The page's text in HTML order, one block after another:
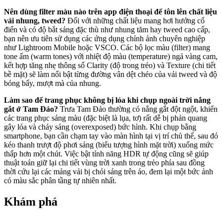
Nên dùng filter màu nào trên app điện thoại để tôn lên chất liệu
vải nhung, tweed? Đối với những chất liệu mang hơi hướng cổ
điển và có độ bắt sáng đặc thù như nhung tăm hay tweed cao cấp,
bạn nên ưu tiên sử dụng các ứng dụng chỉnh ảnh chuyên nghiệp
như Lightroom Mobile hoặc VSCO. Các bộ lọc màu (filter) mang
tone ấm (warm tones) với nhiệt độ màu (temperature) ngả vàng cam,
kết hợp tăng nhẹ thông số Clarity (độ trong trẻo) và Texture (chi tiết
bề mặt) sẽ làm nổi bật từng đường vân dệt chéo của vải tweed và độ
bóng bẩy, mượt mà của nhung.
Làm sao để trang phục không bị lóa khi chụp ngoài trời nắng
gắt ở Tam Đảo? Trưa Tam Đảo thường có nắng gắt đột ngột, khiến
các trang phục sáng màu (đặc biệt là lụa, tơ) rất dễ bị phản quang
gây lóa và cháy sáng (overexposed) bức hình. Khi chụp bằng
smartphone, bạn cần chạm tay vào màn hình tại vị trí chủ thể, sau đó
kéo thanh trượt độ phơi sáng (biểu tượng hình mặt trời) xuống mức
thấp hơn một chút. Việc bật tính năng HDR tự động cũng sẽ giúp
thuật toán giữ lại chi tiết vùng trời xanh trong trẻo phía sau đồng
thời cứu lại các mảng vải bị chói sáng trên áo, đem lại một bức ảnh
có màu sắc phân tầng tự nhiên nhất.
Khám phá